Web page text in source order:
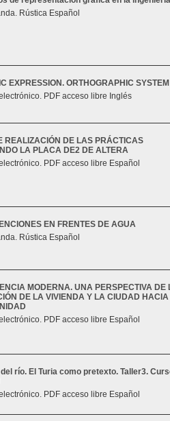
Rústica Español
EXPRESSION. ORTHOGRAPHIC SYSTEM
PDF acceso libre Inglés
REALIZACIÓN DE LAS PRÁCTICAS
LA PLACA DE2 DE ALTERA
PDF acceso libre Español
EN FRENTES DE AGUA
Rústica Español
MODERNA. UNA PERSPECTIVA DE
DE LA VIVIENDA Y LA CIUDAD
PDF acceso libre Español
del río. El Turia como pretexto. Taller3.
PDF acceso libre Español